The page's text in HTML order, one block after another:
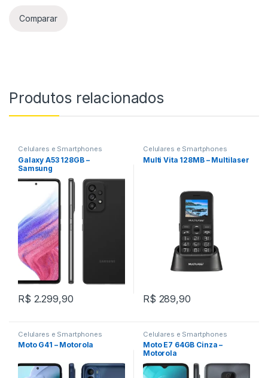
Comparar
Produtos relacionados
Celulares e Smartphones
Galaxy A53 128GB –
Samsung
R$ 2.299,90
Celulares e Smartphones
Multi Vita 128MB – Multilaser
R$ 289,90
Celulares e Smartphones
Moto G41 – Motorola
Celulares e Smartphones
Moto E7 64GB Cinza –
Motorola